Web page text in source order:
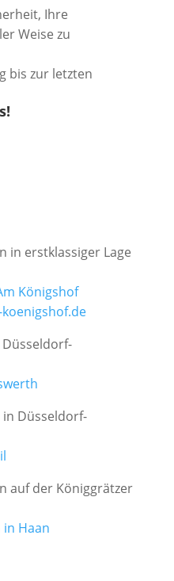
Ihre
Weise zu
bis zur letzten
in erstklassiger Lage
Königshof
Düsseldorf-
auf der Königgrätzer
Haan